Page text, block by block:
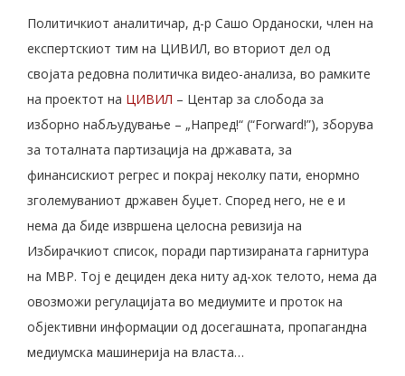
Политичкиот аналитичар, д-р Сашо Орданоски, член на
експертскиот тим на ЦИВИЛ, во вториот дел од
својата редовна политичка видео-анализа, во рамките
на проектот на ЦИВИЛ – Центар за слобода за
изборно набљудување – „Напред!“ (“Forward!”), зборува
за тоталната партизација на државата, за
финансискиот регрес и покрај неколку пати, енормно
зголемуваниот државен буџет. Според него, не е и
нема да биде извршена целосна ревизија на
Избирачкиот список, поради партизираната гарнитура
на МВР. Тој е дециден дека ниту ад-хок телото, нема да
овозможи регулацијата во медиумите и проток на
објективни информации од досегашната, пропагандна
медиумска машинерија на власта…